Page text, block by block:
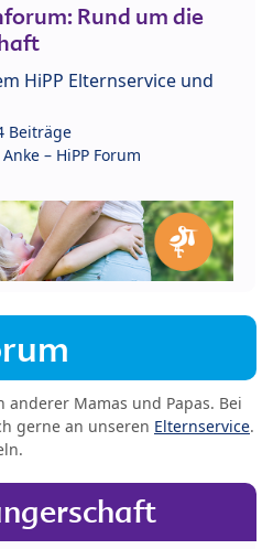
Rund um die
HiPP Elternservice und
Beiträge
Anke – HiPP Forum
Mamas und Papas. Bei
gerne an unseren Elternservice.